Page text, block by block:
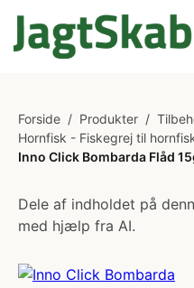
Forside / Produkter /
Hornfisk - Fiskegrej til
Inno Click Bombarda Flåd
Dele af indholdet på
med hjælp fra AI.